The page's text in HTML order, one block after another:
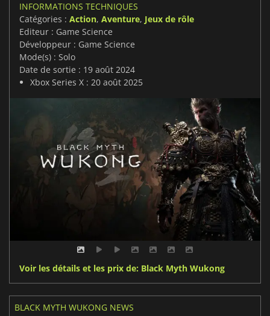
INFORMATIONS TECHNIQUES
Catégories : Action, Aventure, Jeux de rôle
Editeur : Game Science
Développeur : Game Science
Mode(s) : Solo
Date de sortie : 19 août 2024
Xbox Series X : 20 août 2025
Voir les détails et les prix de: Black Myth Wukong
BLACK MYTH WUKONG NEWS